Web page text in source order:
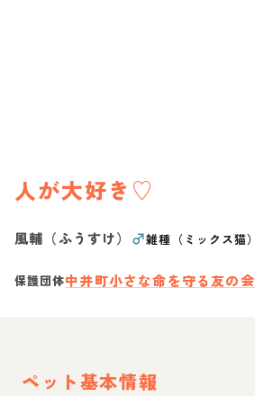
人が大好き♡
風輔（ふうすけ） ♂雑種（ミックス猫）
保護団体中井町小さな命を守る友の会
ペット基本情報